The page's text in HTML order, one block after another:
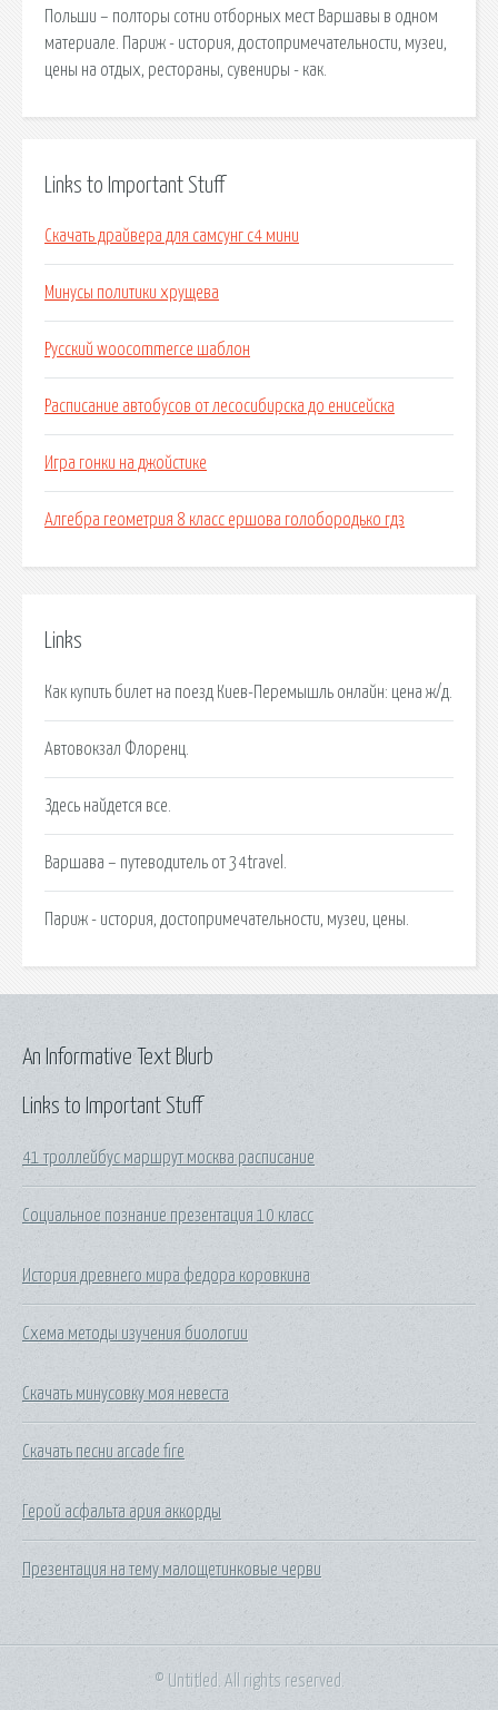
Польши – полторы сотни отборных мест Варшавы в одном
материале. Париж - история, достопримечательности, музеи,
цены на отдых, рестораны, сувениры - как.
Links to Important Stuff
Скачать драйвера для самсунг с4 мини
Минусы политики хрущева
Русский woocommerce шаблон
Расписание автобусов от лесосибирска до енисейска
Игра гонки на джойстике
Алгебра геометрия 8 класс ершова голобородько гдз
Links
Как купить билет на поезд Киев-Перемышль онлайн: цена ж/д.
Автовокзал Флоренц.
Здесь найдется все.
Варшава – путеводитель от 34travel.
Париж - история, достопримечательности, музеи, цены.
Links to Important Stuff
41 троллейбус маршрут москва расписание
Социальное познание презентация 10 класс
История древнего мира федора коровкина
Схема методы изучения биологии
Скачать минусовку моя невеста
Скачать песни arcade fire
Герой асфальта ария аккорды
Презентация на тему малощетинковые черви
An Informative Text Blurb
© Untitled. All rights reserved.